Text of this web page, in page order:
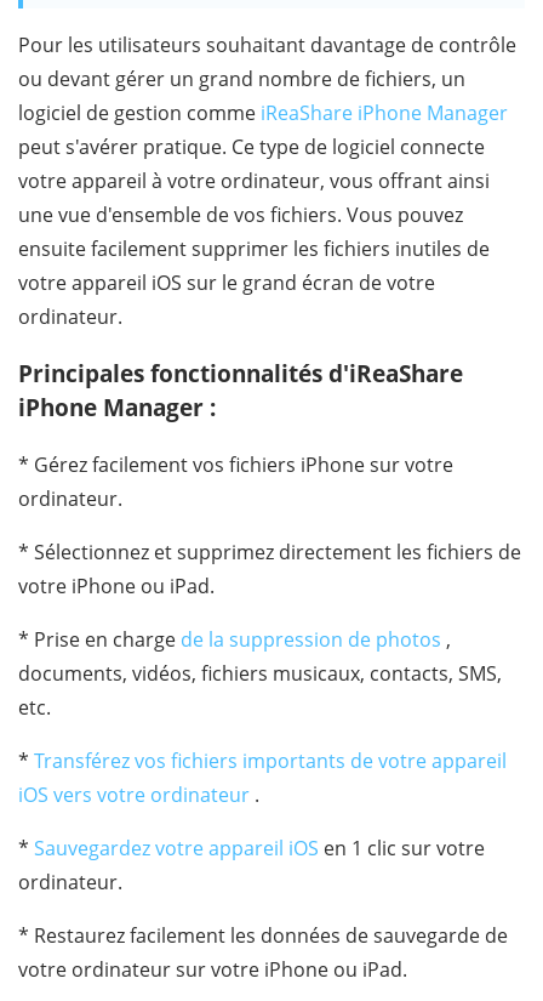
Pour les utilisateurs souhaitant davantage de contrôle
ou devant gérer un grand nombre de fichiers, un
logiciel de gestion comme iReaShare iPhone Manager
peut s'avérer pratique. Ce type de logiciel connecte
votre appareil à votre ordinateur, vous offrant ainsi
une vue d'ensemble de vos fichiers. Vous pouvez
ensuite facilement supprimer les fichiers inutiles de
votre appareil iOS sur le grand écran de votre
ordinateur.
Principales fonctionnalités d'iReaShare
iPhone Manager :
* Gérez facilement vos fichiers iPhone sur votre
ordinateur.
* Sélectionnez et supprimez directement les fichiers de
votre iPhone ou iPad.
* Prise en charge de la suppression de photos ,
documents, vidéos, fichiers musicaux, contacts, SMS,
etc.
* Transférez vos fichiers importants de votre appareil
iOS vers votre ordinateur .
* Sauvegardez votre appareil iOS en 1 clic sur votre
ordinateur.
* Restaurez facilement les données de sauvegarde de
votre ordinateur sur votre iPhone ou iPad.